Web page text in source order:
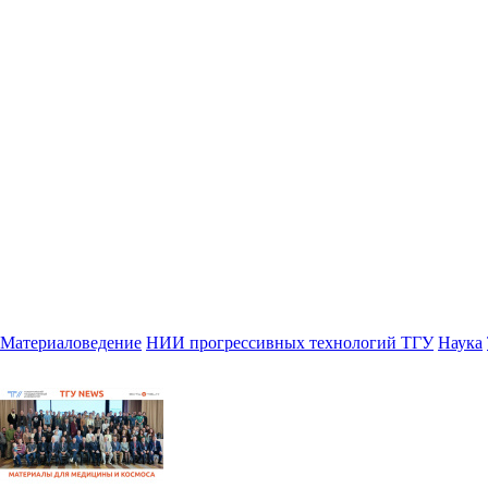
Материаловедение НИИ прогрессивных технологий ТГУ Наука